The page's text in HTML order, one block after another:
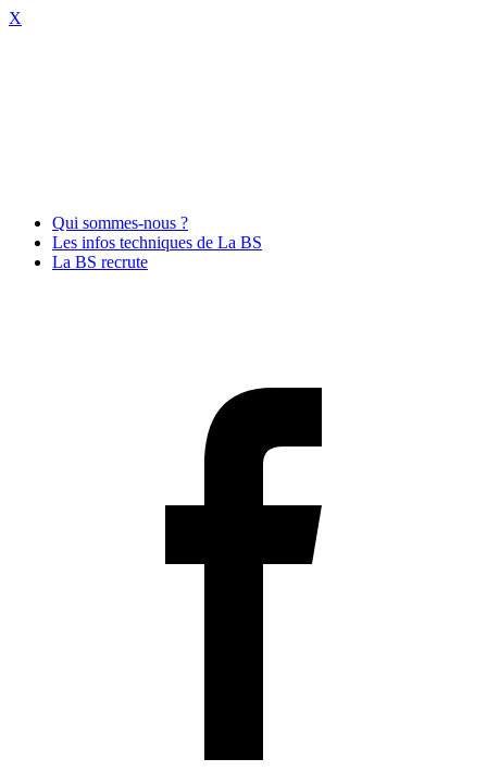
X
Qui sommes-nous ?
Les infos techniques de La BS
La BS recrute